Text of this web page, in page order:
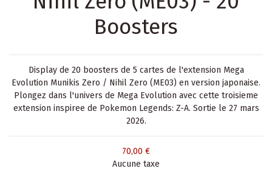
Boosters
Display de 20 boosters de 5 cartes de l'extension Mega
Evolution Munikis Zero / Nihil Zero (ME03) en version japonaise.
Plongez dans l'univers de Mega Evolution avec cette troisieme
extension inspiree de Pokemon Legends: Z-A. Sortie le 27 mars
2026.
70,00 €
Aucune taxe